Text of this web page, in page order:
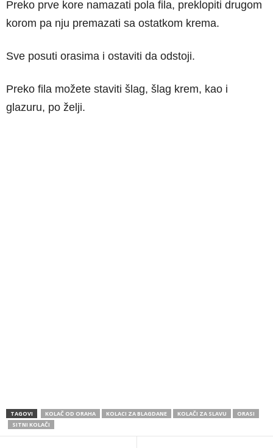
Preko prve kore namazati pola fila, preklopiti drugom
korom pa nju premazati sa ostatkom krema.
Sve posuti orasima i ostaviti da odstoji.
Preko fila možete staviti šlag, šlag krem, kao i
glazuru, po želji.
TAGOVI KOLAČ OD ORAHA KOLACI ZA BLAGDANE KOLAČI ZA SLAVU
ORASI
SITNI KOLAČI